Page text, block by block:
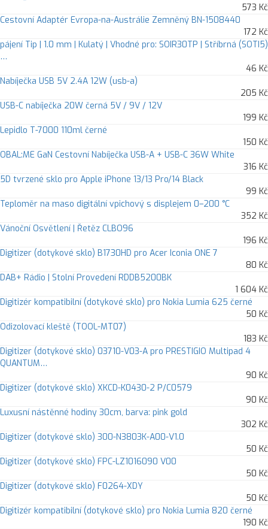
573 Kč
Cestovní Adaptér Evropa-na-Austrálie Zemněný BN-1508440
172 Kč
pájení Tip | 1.0 mm | Kulatý | Vhodné pro: SOIR30TP | Stříbrná (SOTI5)
…
46 Kč
Nabíječka USB 5V 2.4A 12W (usb-a)
205 Kč
USB-C nabíječka 20W černá 5V / 9V / 12V
199 Kč
Lepidlo T-7000 110ml černé
150 Kč
OBAL:ME GaN Cestovní Nabíječka USB-A + USB-C 36W White
316 Kč
5D tvrzené sklo pro Apple iPhone 13/13 Pro/14 Black
99 Kč
Teploměr na maso digitální vpichový s displejem 0–200 °C
352 Kč
Vánoční Osvětlení | Řetěz CLBO96
196 Kč
Digitizer (dotykové sklo) B1730HD pro Acer Iconia ONE 7
80 Kč
DAB+ Rádio | Stolní Provedení RDDB5200BK
1 604 Kč
Digitizér kompatibilní (dotykové sklo) pro Nokia Lumia 625 černé
50 Kč
Odizolovací kleště (TOOL-MT07)
183 Kč
Digitizer (dotykové sklo) 03710-V03-A pro PRESTIGIO Multipad 4
QUANTUM…
90 Kč
Digitizer (dotykové sklo) XKCD-K0430-2 P/C0579
90 Kč
Luxusní nástěnné hodiny 30cm, barva: pink gold
302 Kč
Digitizer (dotykové sklo) 300-N3803K-A00-V1.0
50 Kč
Digitizer (dotykové sklo) FPC-LZ1016090 V00
50 Kč
Digitizer (dotykové sklo) F0264-XDY
50 Kč
Digitizér kompatibilní (dotykové sklo) pro Nokia Lumia 820 černé
190 Kč